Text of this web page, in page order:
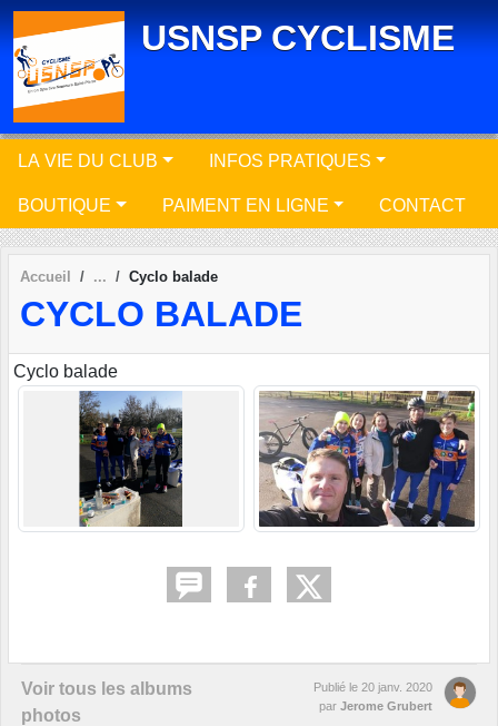
USNSP CYCLISME
LA VIE DU CLUB INFOS PRATIQUES
BOUTIQUE PAIMENT EN LIGNE CONTACT
Accueil Cyclo balade
CYCLO BALADE
Cyclo balade
Voir tous les albums
photos
Publié le 20 janv. 2020
par Jerome Grubert
Panneau de gestion des cookies